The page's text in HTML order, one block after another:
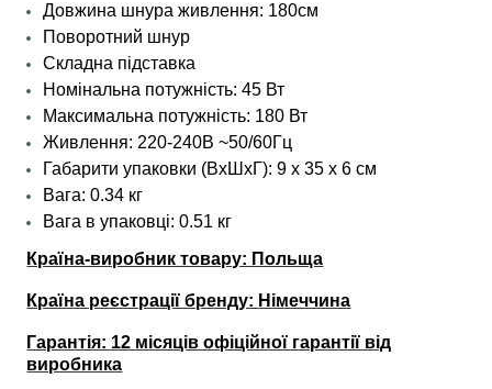
Довжина шнура живлення: 180см
Поворотний шнур
Складна підставка
Номінальна потужність: 45 Вт
Максимальна потужність: 180 Вт
Живлення: 220-240В ~50/60Гц
Габарити упаковки (ВхШхГ): 9 х 35 х 6 см
Вага: 0.34 кг
Вага в упаковці: 0.51 кг
Країна-виробник товару: Польща
Країна реєстрації бренду: Німеччина
Гарантія: 12 місяців офіційної гарантії від
виробника